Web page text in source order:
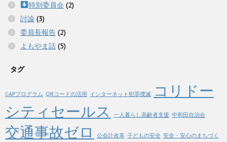
特別委員会 (2)
討論 (3)
委員長報告 (2)
よもやま話 (5)
タグ
CAPプログラム QRコードの活用 インターネット犯罪撲滅
コリドー
シティセールス
一人暮らし高齢者支援 中和田自治会
交通事故ゼロ 公会計改革 子どもの安全 安全・安心のまちづく